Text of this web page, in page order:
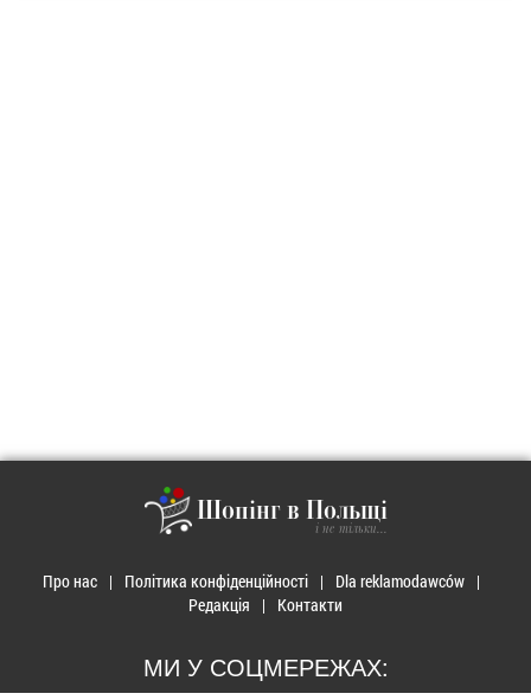
Шопінг в Польщі
і не тільки...
Про нас Політика конфіденційності
Dla reklamodawców
Редакція
Контакти
МИ У СОЦМЕРЕЖАХ: